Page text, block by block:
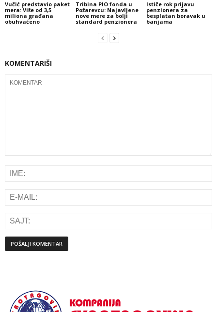
Vučić predstavio paket
mera: Više od 3,5
miliona građana
obuhvaćeno
Tribina PIO fonda u
Požarevcu: Najavljene
nove mere za bolji
standard penzionera
Ističe rok prijavu
penzionera za
besplatan boravak u
banjama
KOMENTARIŠI